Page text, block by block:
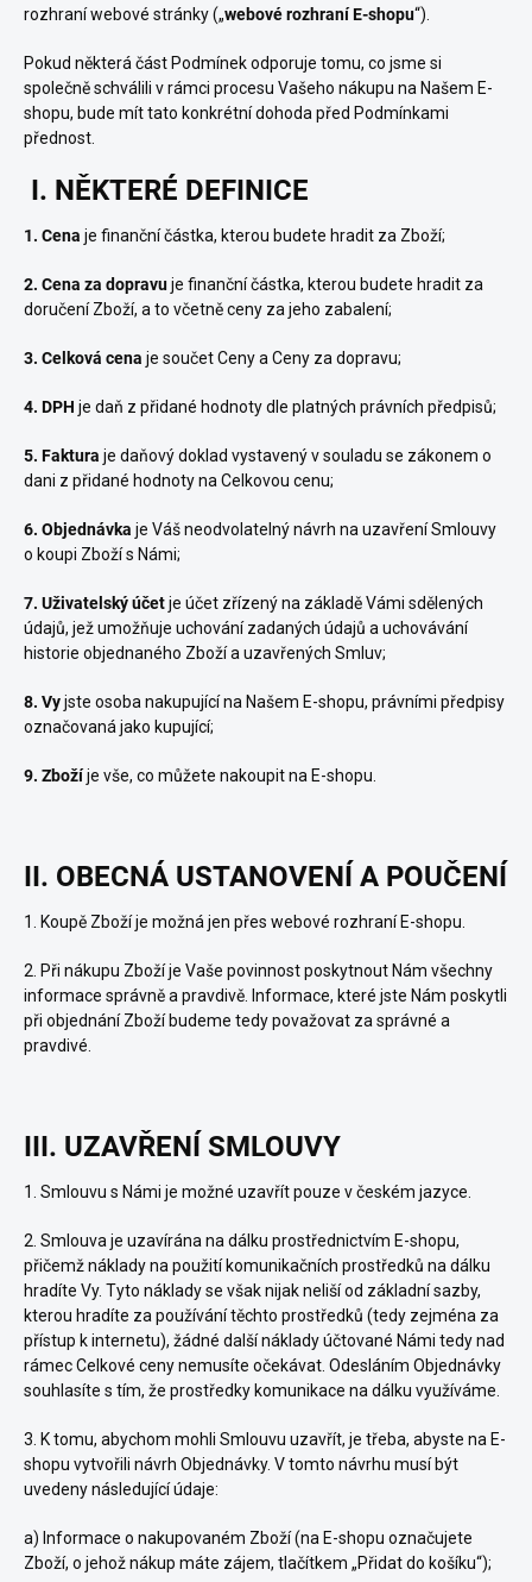
rozhraní webové stránky („webové rozhraní E-shopu“).
Pokud některá část Podmínek odporuje tomu, co jsme si
společně schválili v rámci procesu Vašeho nákupu na Našem E-
shopu, bude mít tato konkrétní dohoda před Podmínkami
přednost.
I. NĚKTERÉ DEFINICE
1. Cena je finanční částka, kterou budete hradit za Zboží;
2. Cena za dopravuje finanční částka, kterou budete hradit za
doručení Zboží, a to včetně ceny za jeho zabalení;
3. Celková cena je součet Ceny a Ceny za dopravu;
4. DPH je daň z přidané hodnoty dle platných právních předpisů;
5. Faktura je daňový doklad vystavený v souladu se zákonem o
dani z přidané hodnoty na Celkovou cenu;
6. Objednávka je Váš neodvolatelný návrh na uzavření Smlouvy
o koupi Zboží s Námi;
7. Uživatelský účetje účet zřízený na základě Vámi sdělených
údajů, jež umožňuje uchování zadaných údajů a uchovávání
historie objednaného Zboží a uzavřených Smluv;
8. Vyjste osoba nakupující na Našem E-shopu, právními předpisy
označovaná jako kupující;
9. Zbožíje vše, co můžete nakoupit na E-shopu.
II. OBECNÁ USTANOVENÍ A POUČENÍ
1. Koupě Zboží je možná jen přes webové rozhraní E-shopu.
2. Při nákupu Zboží je Vaše povinnost poskytnout Nám všechny
informace správně a pravdivě. Informace, které jste Nám poskytli
při objednání Zboží budeme tedy považovat za správné a
pravdivé.
III. UZAVŘENÍ SMLOUVY
1. Smlouvu s Námi je možné uzavřít pouze v českém jazyce.
2. Smlouva je uzavírána na dálku prostřednictvím E-shopu,
přičemž náklady na použití komunikačních prostředků na dálku
hradíte Vy. Tyto náklady se však nijak neliší od základní sazby,
kterou hradíte za používání těchto prostředků (tedy zejména za
přístup k internetu), žádné další náklady účtované Námi tedy nad
rámec Celkové ceny nemusíte očekávat. Odesláním Objednávky
souhlasíte s tím, že prostředky komunikace na dálku využíváme.
3. K tomu, abychom mohli Smlouvu uzavřít, je třeba, abyste na E-
shopu vytvořili návrh Objednávky. V tomto návrhu musí být
uvedeny následující údaje:
a) Informace o nakupovaném Zboží (na E-shopu označujete
Zboží, o jehož nákup máte zájem, tlačítkem „Přidat do košíku“);